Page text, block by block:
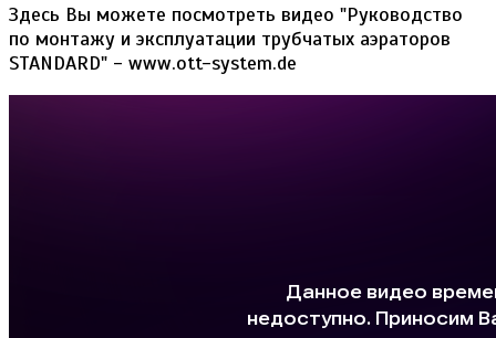
Здесь Вы можете посмотреть видео "Руководство
по монтажу и эксплуатации трубчатых аэраторов
STANDARD" - www.ott-system.de